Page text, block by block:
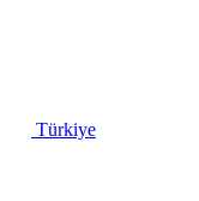
Türkiye